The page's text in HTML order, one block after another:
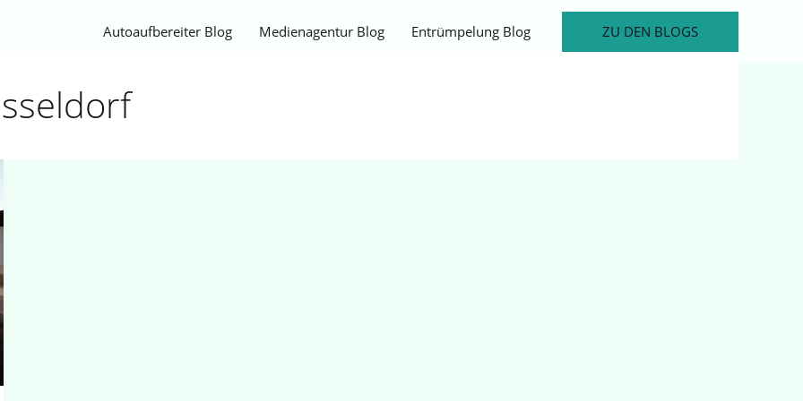
Autoaufbereiter Blog Medienagentur Blog Entrümpelung Blog ZU DEN BLOGS